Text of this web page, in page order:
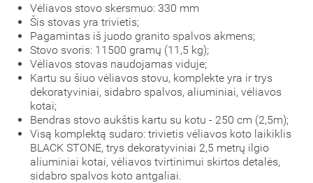
Vėliavos stovo skersmuo: 330 mm
Šis stovas yra trivietis;
Pagamintas iš juodo granito spalvos akmens;
Stovo svoris: 11500 gramų (11,5 kg);
Vėliavos stovas naudojamas viduje;
Kartu su šiuo vėliavos stovu, komplekte yra ir trys
dekoratyviniai, sidabro spalvos, aliuminiai, vėliavos
kotai;
Bendras stovo aukštis kartu su kotu - 250 cm (2,5m);
Visą komplektą sudaro: trivietis vėliavos koto laikiklis
BLACK STONE, trys dekoratyviniai 2,5 metrų ilgio
aliuminiai kotai, vėliavos tvirtinimui skirtos detalės,
sidabro spalvos koto antgaliai.